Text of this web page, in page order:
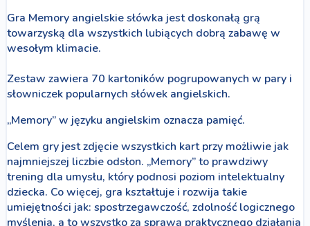
Gra Memory angielskie słówka jest doskonałą grą
towarzyską dla wszystkich lubiących dobrą zabawę w
wesołym klimacie.
Zestaw zawiera 70 kartoników pogrupowanych w pary i
słowniczek popularnych słówek angielskich.
„Memory” w języku angielskim oznacza pamięć.
Celem gry jest zdjęcie wszystkich kart przy możliwie jak
najmniejszej liczbie odsłon. „Memory” to prawdziwy
trening dla umysłu, który podnosi poziom intelektualny
dziecka. Co więcej, gra kształtuje i rozwija takie
umiejętności jak: spostrzegawczość, zdolność logicznego
myślenia, a to wszystko za sprawą praktycznego działania